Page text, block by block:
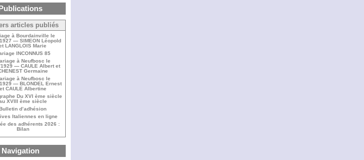
articles publiés
à Bourdainville le
— SIMEON Léopold
LANGLOIS Marie
INCONNUS 85
à Neufbosc le
— CAULE Albert et
Germaine
à Neufbosc le
— BLONDEL Ernest
CAULE Albertine
Du XVI ème siècle
XVIII ème siècle
d’adhésion
Italiennes en ligne
des adhérents 2026 :
Bilan
Navigation